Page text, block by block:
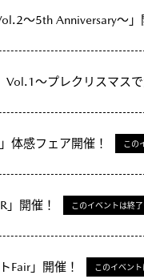
～5th Anniversary～」
～プレクリスマスで
体感フェア開催！ この
開催！ このイベントは終了
Fair」開催！ このイベント